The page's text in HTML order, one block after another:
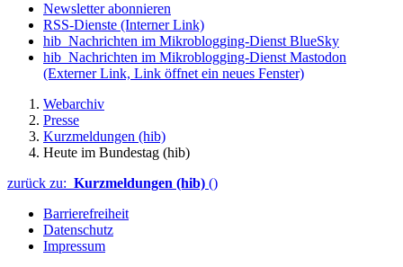
Newsletter abonnieren
RSS-Dienste (Interner Link)
hib_Nachrichten im Mikroblogging-Dienst BlueSky
hib_Nachrichten im Mikroblogging-Dienst Mastodon
(Externer Link, Link öffnet ein neues Fenster)
Webarchiv
Presse
Kurzmeldungen (hib)
Heute im Bundestag (hib)
zurück zu: Kurzmeldungen (hib) ()
Barrierefreiheit
Datenschutz
Impressum